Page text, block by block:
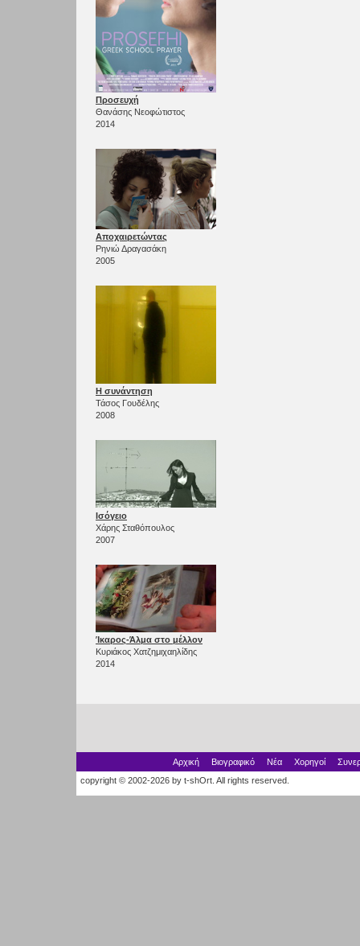
Προσευχή
Θανάσης Νεοφώτιστος
2014
Αποχαιρετώντας
Ρηνιώ Δραγασάκη
2005
Η συνάντηση
Τάσος Γουδέλης
2008
Ισόγειο
Χάρης Σταθόπουλος
2007
Ίκαρος-Άλμα στο μέλλον
Κυριάκος Χατζημιχαηλίδης
2014
Αρχική Βιογραφικό Νέα Χορηγοί
copyright © 2002-2026 by t-shOrt. All rights reserved.